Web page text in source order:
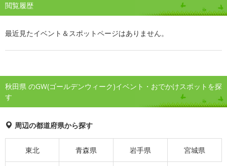
閲覧履歴
最近見たイベント＆スポットページはありません。
秋田県 のGW(ゴールデンウィーク)イベント・おでかけスポットを探
す
周辺の都道府県から探す
東北 青森県 岩手県 宮城県